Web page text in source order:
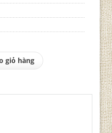
giỏ hàng